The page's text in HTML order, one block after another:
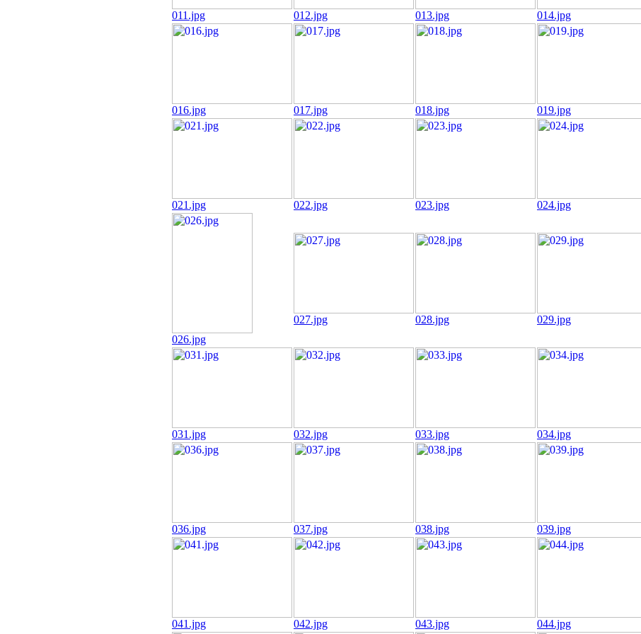
011.jpg 012.jpg 013.jpg 014.jpg
016.jpg 017.jpg 018.jpg 019.jpg
021.jpg 022.jpg 023.jpg 024.jpg
026.jpg
027.jpg 028.jpg 029.jpg
031.jpg 032.jpg 033.jpg 034.jpg
036.jpg 037.jpg 038.jpg 039.jpg
041.jpg 042.jpg 043.jpg 044.jpg